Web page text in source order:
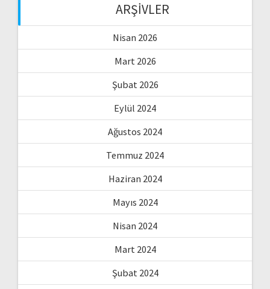
ARŞIVLER
Nisan 2026
Mart 2026
Şubat 2026
Eylül 2024
Ağustos 2024
Temmuz 2024
Haziran 2024
Mayıs 2024
Nisan 2024
Mart 2024
Şubat 2024